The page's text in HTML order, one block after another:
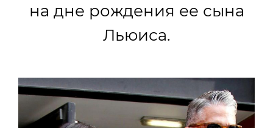
на дне рождения ее сына
Льюиса.